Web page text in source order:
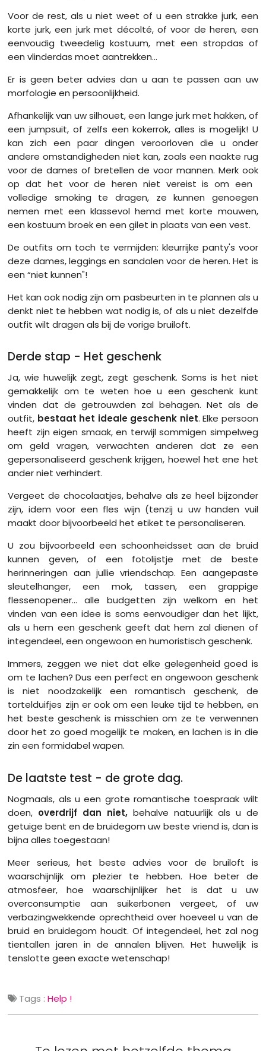
Voor de rest, als u niet weet of u een strakke jurk, een
korte jurk, een jurk met décolté, of voor de heren, een
eenvoudig tweedelig kostuum, met een stropdas of
een vlinderdas moet aantrekken...
Er is geen beter advies dan u aan te passen aan uw
morfologie en persoonlijkheid.
Afhankelijk van uw silhouet, een lange jurk met hakken, of
een jumpsuit, of zelfs een kokerrok, alles is mogelijk! U
kan zich een paar dingen veroorloven die u onder
andere omstandigheden niet kan, zoals een naakte rug
voor de dames of bretellen de voor mannen. Merk ook
op dat het voor de heren niet vereist is om een ​​
volledige smoking te dragen, ze kunnen genoegen
nemen met een klassevol hemd met korte mouwen,
een kostuum broek en een gilet in plaats van een vest.
De outfits om toch te vermijden: kleurrijke panty's voor
deze dames, leggings en sandalen voor de heren. Het is
een “niet kunnen"!
Het kan ook nodig zijn om pasbeurten in te plannen als u
denkt niet te hebben wat nodig is, of als u niet dezelfde
outfit wilt dragen als bij de vorige bruiloft.
Derde stap - Het geschenk
Ja, wie huwelijk zegt, zegt geschenk. Soms is het niet
gemakkelijk om te weten hoe u een geschenk kunt
vinden dat de getrouwden zal behagen. Net als de
outfit, bestaat het ideale geschenk niet. Elke persoon
heeft zijn eigen smaak, en terwijl sommigen simpelweg
om geld vragen, verwachten anderen dat ze een
gepersonaliseerd geschenk krijgen, hoewel het ene het
ander niet verhindert.
Vergeet de chocolaatjes, behalve als ze heel bijzonder
zijn, idem voor een fles wijn (tenzij u uw handen vuil
maakt door bijvoorbeeld het etiket te personaliseren.
U zou bijvoorbeeld een schoonheidsset aan de bruid
kunnen geven, of een fotolijstje met de beste
herinneringen aan jullie vriendschap. Een aangepaste
sleutelhanger, een mok, tassen, een grappige
flessenopener... alle budgetten zijn welkom en het
vinden van een idee is soms eenvoudiger dan het lijkt,
als u hem een ​​geschenk geeft dat hem zal dienen of
integendeel, een ongewoon en humoristisch geschenk.
Immers, zeggen we niet dat elke gelegenheid goed is
om te lachen? Dus een perfect en ongewoon geschenk
is niet noodzakelijk een romantisch geschenk, de
tortelduifjes zijn er ook om een ​​leuke tijd te hebben, en
het beste geschenk is misschien om ze te verwennen
door het zo goed mogelijk te maken, en lachen is in die
zin een formidabel wapen.
De laatste test - de grote dag.
Nogmaals, als u een grote romantische toespraak wilt
doen, overdrijf dan niet, behalve natuurlijk als u de
getuige bent en de bruidegom uw beste vriend is, dan is
bijna alles toegestaan!
Meer serieus, het beste advies voor de bruiloft is
waarschijnlijk om plezier te hebben. Hoe beter de
atmosfeer, hoe waarschijnlijker het is dat u uw
overconsumptie aan suikerbonen vergeet, of uw
verbazingwekkende oprechtheid over hoeveel u van de
bruid en bruidegom houdt. Of integendeel, het zal nog
tientallen jaren in de annalen blijven. Het huwelijk is
tenslotte geen exacte wetenschap!
Tags :Help !